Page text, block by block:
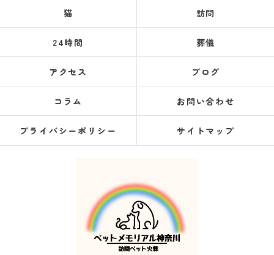
猫 訪問
24時間 葬儀
アクセス ブログ
コラム お問い合わせ
プライバシーポリシー サイトマップ